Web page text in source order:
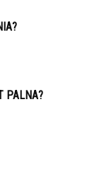
PALNA?